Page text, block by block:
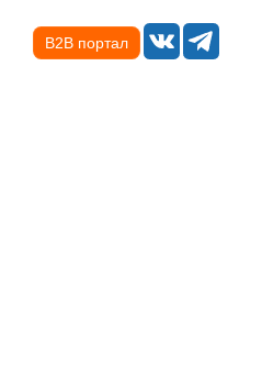
B2B портал